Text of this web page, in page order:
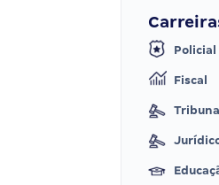
Policial
Fiscal